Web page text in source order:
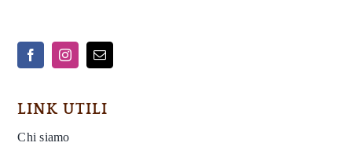
LINK UTILI
Chi siamo